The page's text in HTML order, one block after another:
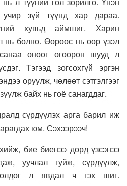
зүй түүнд хар дараа.
хувьд аймшиг. Харин
нь болно. Өөрөөс нь өөр үзэл
оноог огоорон шууд л
Тэгээд зогсохгүй эргэн
оруулж, чөлөөт сэтгэлгээг
байх нь гоё санагддаг.
сүрдүүлэх арга барил иж
юм. Сэхээрээч!
бие биенээ дорд үзсэнээ
уучлал гуйж, сүрдүүлж,
л явдал ч гэх шиг.